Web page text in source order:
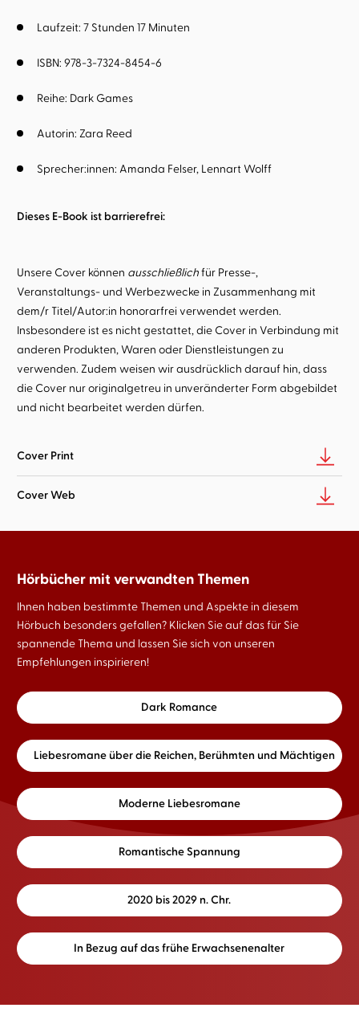
Laufzeit: 7 Stunden 17 Minuten
ISBN: 978-3-7324-8454-6
Reihe: Dark Games
Autorin: Zara Reed
Sprecher:innen: Amanda Felser Lennart Wolff
Dieses E-Book ist barrierefrei:
Unsere Cover können ausschließlichfür Presse-,
Veranstaltungs- und Werbezwecke in Zusammenhang mit
dem/r Titel/Autor:in honorarfrei verwendet werden.
Insbesondere ist es nicht gestattet, die Cover in Verbindung mit
anderen Produkten, Waren oder Dienstleistungen zu
verwenden. Zudem weisen wir ausdrücklich darauf hin, dass
die Cover nur originalgetreu in unveränderter Form abgebildet
und nicht bearbeitet werden dürfen.
Cover Print
Cover Web
Hörbücher mit verwandten Themen
Ihnen haben bestimmte Themen und Aspekte in diesem
Hörbuch besonders gefallen? Klicken Sie auf das für Sie
spannende Thema und lassen Sie sich von unseren
Empfehlungen inspirieren!
Dark Romance
Liebesromane über die Reichen, Berühmten und Mächtigen
Moderne Liebesromane
Romantische Spannung
2020 bis 2029 n. Chr.
In Bezug auf das frühe Erwachsenenalter